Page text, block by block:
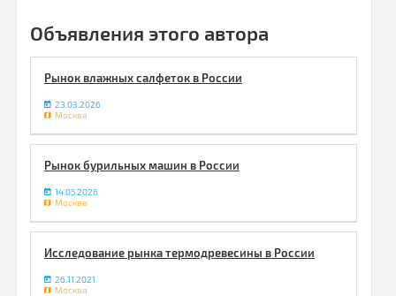
Объявления этого автора
Рынок влажных салфеток в России
23.03.2026
Москва
Рынок бурильных машин в России
14.05.2026
Москва
Исследование рынка термодревесины в России
26.11.2021
Москва